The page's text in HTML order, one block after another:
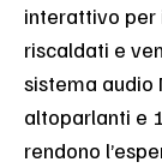
interattivo per
riscaldati e
sistema audio
altoparlanti e
rendono